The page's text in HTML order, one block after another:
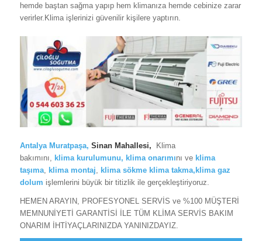
hemde baştan sağma yapıp hem klimanıza hemde cebinize zarar
verirler.Klima işlerinizi güvenilir kişilere yaptırın.
Antalya Muratpaşa, Sinan Mahallesi,
Klima
bakımını,
klima kurulumunu, klima onarımını ve klima
taşıma, klima montaj klima sökme klima takma,klima gaz
dolum işlemlerini büyük bir titizlik ile gerçekleştiriyoruz.
HEMEN ARAYIN, PROFESYONEL SERVİS ve %100 MÜŞTERİ
MEMNUNİYETİ GARANTİSİ İLE TÜM KLİMA SERVİS BAKIM
ONARIM İHTİYAÇLARINIZDA YANINIZDAYIZ.